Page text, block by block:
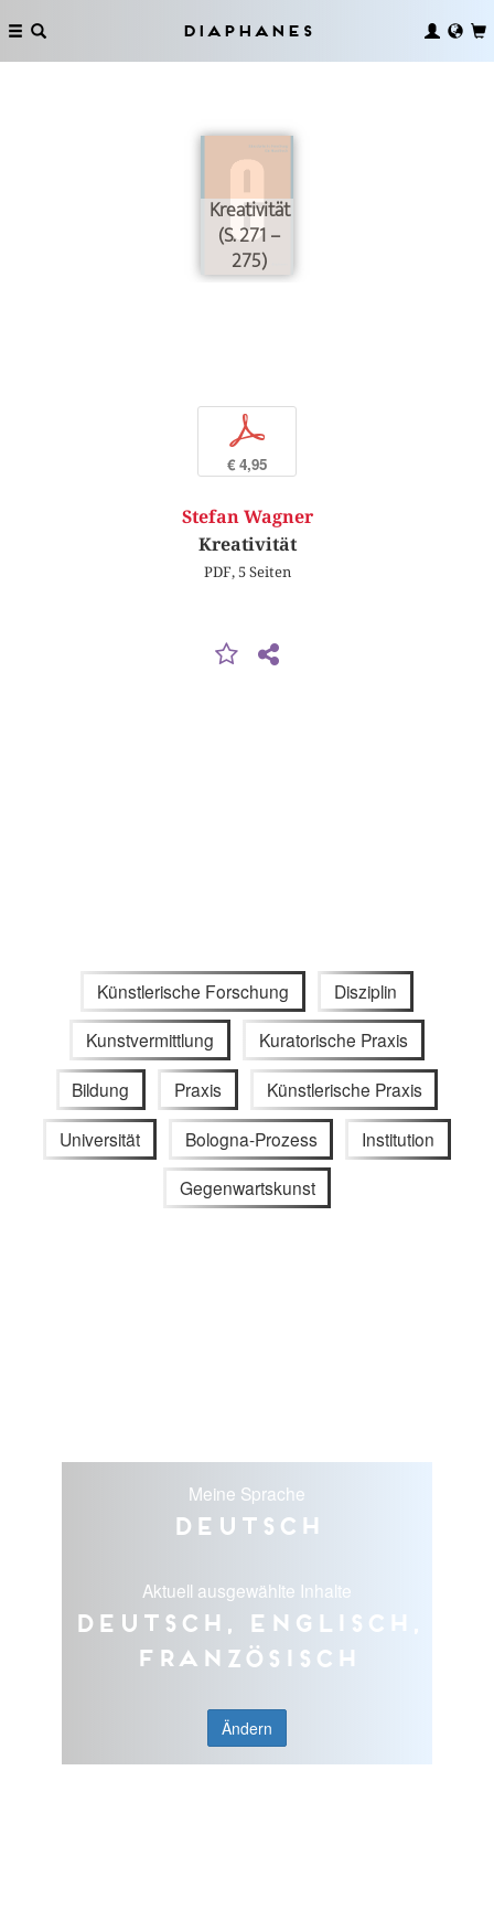
Diaphanes
Kreativität
(S. 271 –
275)
p
€ 4,95
Stefan Wagner
Kreativität
PDF, 5 Seiten
Künstlerische Forschung Disziplin
Kunstvermittlung Kuratorische Praxis
Bildung Praxis Künstlerische Praxis
Universität Bologna-Prozess Institution
Gegenwartskunst
Meine Sprache
Deutsch
Aktuell ausgewählte Inhalte
Deutsch, Englisch,
Französisch
Ändern